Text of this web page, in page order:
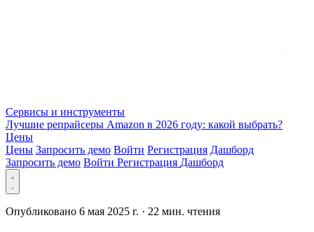
Сервисы и инструменты
Лучшие репрайсеры Amazon в 2026 году: какой выбрать?
Цены
Цены Запросить демо Войти Регистрация Дашборд
Запросить демо Войти Регистрация Дашборд
Опубликовано 6 мая 2025 г. · 22 мин. чтения